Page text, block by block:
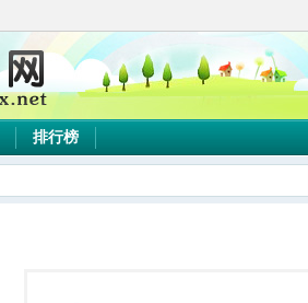
排行榜